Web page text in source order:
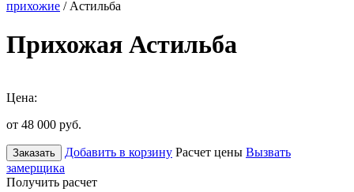
прихожие / Астильба
Прихожая Астильба
Цена:
от 48 000 руб.
Заказать Добавить в корзину Расчет цены Вызвать
замерщика
Получить расчет